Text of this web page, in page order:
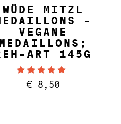
IN DEN WARENKORB
WÜDE MITZL
–
VEGANE
MEDAILLONS;
ART 145G
Bewertet mit
4.57
€ 8,50